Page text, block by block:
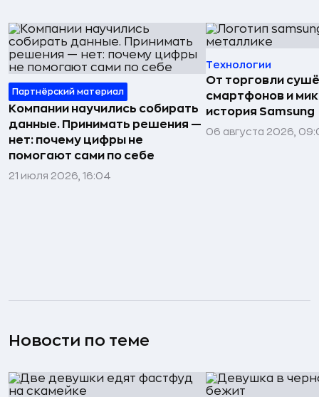
Партнёрский материал
Компании научились собирать
данные. Принимать решения —
нет: почему цифры не
помогают сами по себе
21 июля 2026, 16:04
Технологии
От торговли
смартфонов и
история Samsung
06 августа 2026,
Новости по теме